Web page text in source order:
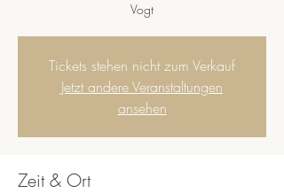
Vogt
Tickets stehen nicht zum Verkauf
Jetzt andere Veranstaltungen
ansehen
Zeit & Ort